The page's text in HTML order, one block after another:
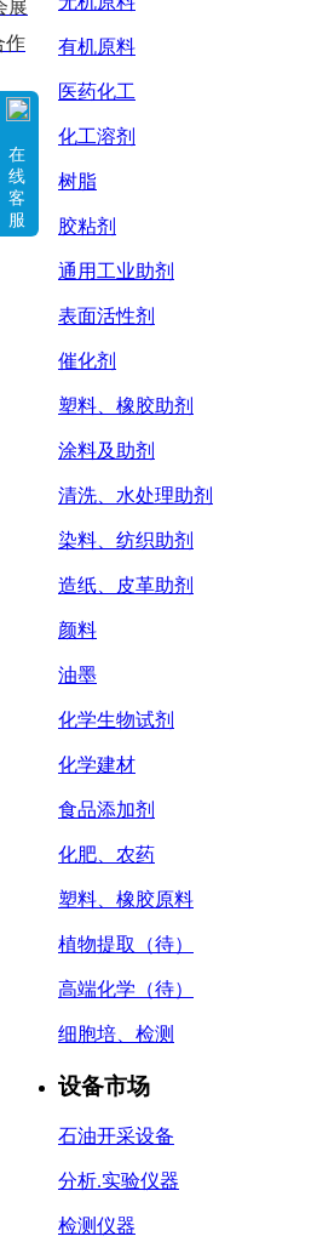
有机原料
医药化工
化工溶剂
树脂
胶粘剂
通用工业助剂
表面活性剂
催化剂
塑料、橡胶助剂
涂料及助剂
清洗、水处理助剂
染料、纺织助剂
造纸、皮革助剂
颜料
油墨
化学生物试剂
化学建材
食品添加剂
化肥、农药
塑料、橡胶原料
植物提取（待）
高端化学（待）
细胞培、检测
设备市场
石油开采设备
分析.实验仪器
检测仪器
展
作
在
线
客
服